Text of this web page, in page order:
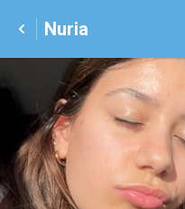
Nuria